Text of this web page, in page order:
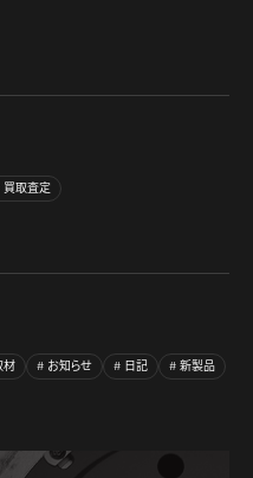
買取査定
材 お知らせ 日記 新製品